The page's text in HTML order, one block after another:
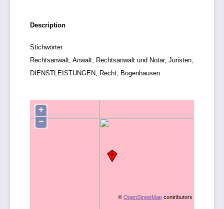
Description
Stichwörter
Rechtsanwalt, Anwalt, Rechtsanwalt und Notar, Juristen,
DIENSTLEISTUNGEN, Recht, Bogenhausen
+
−
© OpenStreetMap contributors